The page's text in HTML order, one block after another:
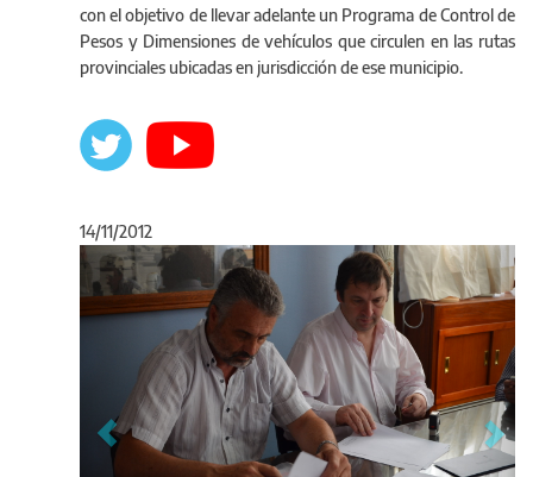
con el objetivo de llevar adelante un Programa de Control de
Pesos y Dimensiones de vehículos que circulen en las rutas
provinciales ubicadas en jurisdicción de ese municipio.
14/11/2012
Anterior